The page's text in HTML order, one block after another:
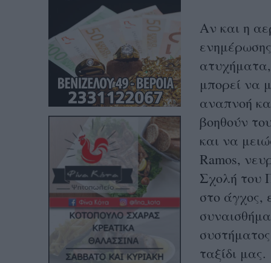
Αν και η
μπορεί να
αναπνοή
βοηθούν
και να
Ramos,
Σχολή του
στο άγχος,
ταξίδι μας.